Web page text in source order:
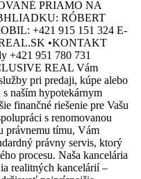
PRIAMO NA
RÓBERT
+421 915 151 324 E-
•KONTAKT
+421 951 780 731
REAL Vám
pri predaji, kúpe alebo
naším hypotekárnym
finančné riešenie pre Vašu
s renomovanou
právnemu tímu, Vám
právny servis, ktorý
procesu. Naša kancelária
realitných kancelárií –